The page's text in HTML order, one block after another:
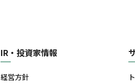
IR・投資家情報
経営方針